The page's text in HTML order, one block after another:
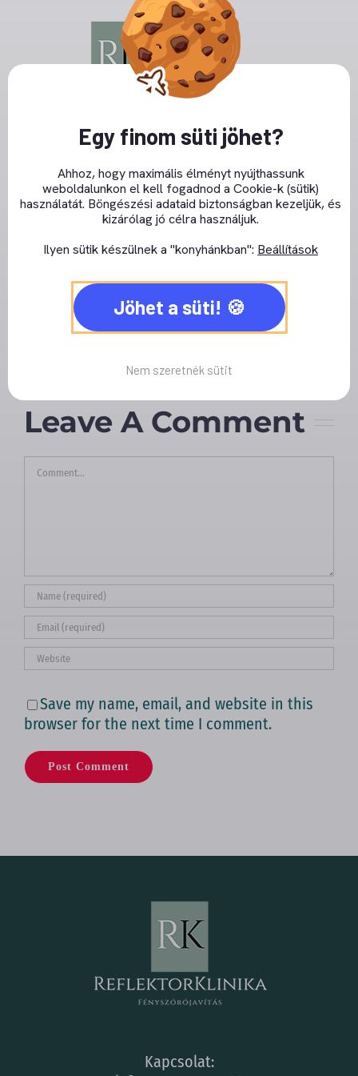
Welcome to WordPress. This is your first post.
Edit or delete it, then start writing!
About the Author:Kornel
Leave A Comment
Comment
Save my name, email, and website in this
browser for the next time I comment.
Kapcsolat:
Egy finom süti jöhet?
Ahhoz, hogy maximális élményt nyújthassunk
weboldalunkon el kell fogadnod a Cookie-k (sütik)
használatát. Böngészési adataid biztonságban kezeljük, és
kizárólag jó célra használjuk.
Ilyen sütik készülnek a "konyhánkban": Beállítások
Jöhet a süti!
Nem szeretnék sütit
Close GDPR Cookie Banner